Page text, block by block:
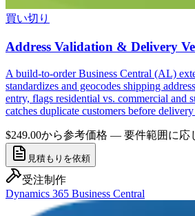
買い切り
Address Validation & Delivery
A build-to-order Business Central (AL)
standardizes and geocodes shipping
entry, flags residential vs. commercial and
catches duplicate customers before
$249.00から参考価格 — 要件範囲に応
見積もりを依頼
受注制作
Dynamics 365 Business Central